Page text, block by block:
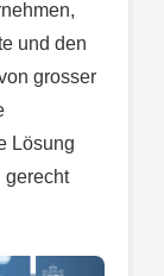
und den
grosser
Lösung
gerecht